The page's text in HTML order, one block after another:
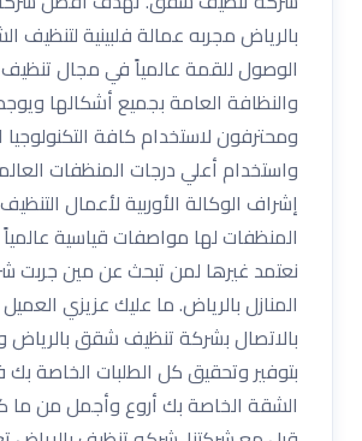
بالرياض مجربه عمالة فلبينية لتنظيف
الوصول للقمة عالمياً في مجال
والنظافة العامة بجميع أشكالها ويوجد
ومحترفون لاستخدام كافة التكنولوجيا
واستخدام أعلي درجات المنظفات
إشراف الوكالة الأوربية لأعمال
المنظفات لها مواصفات قياسية عالمياً
نعتمد غيرها لمن تبحث عن مين جربت
المنازل بالرياض. ما عليك عزيزي
بالاتصال بشركة تنظيف شقق بالرياض
بتوفير وتحقيق كل الطلبات الخاصة
الشقة الخاصة بك أروع وأجمل من